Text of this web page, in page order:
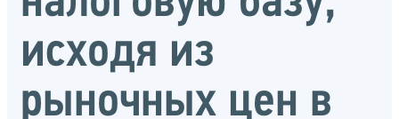
исходя из
рыночных цен в